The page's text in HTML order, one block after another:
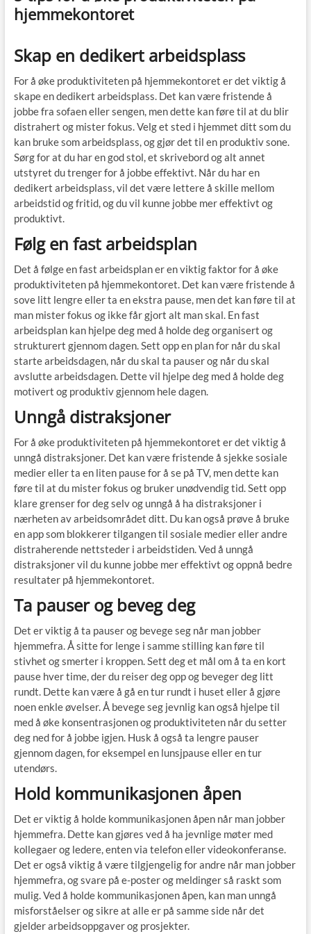
hjemmekontoret
Skap en dedikert arbeidsplass
For å øke produktiviteten på hjemmekontoret er det viktig å
skape en dedikert arbeidsplass. Det kan være fristende å
jobbe fra sofaen eller sengen, men dette kan føre til at du blir
distrahert og mister fokus. Velg et sted i hjemmet ditt som du
kan bruke som arbeidsplass, og gjør det til en produktiv sone.
Sørg for at du har en god stol, et skrivebord og alt annet
utstyret du trenger for å jobbe effektivt. Når du har en
dedikert arbeidsplass, vil det være lettere å skille mellom
arbeidstid og fritid, og du vil kunne jobbe mer effektivt og
produktivt.
Følg en fast arbeidsplan
Det å følge en fast arbeidsplan er en viktig faktor for å øke
produktiviteten på hjemmekontoret. Det kan være fristende å
sove litt lengre eller ta en ekstra pause, men det kan føre til at
man mister fokus og ikke får gjort alt man skal. En fast
arbeidsplan kan hjelpe deg med å holde deg organisert og
strukturert gjennom dagen. Sett opp en plan for når du skal
starte arbeidsdagen, når du skal ta pauser og når du skal
avslutte arbeidsdagen. Dette vil hjelpe deg med å holde deg
motivert og produktiv gjennom hele dagen.
Unngå distraksjoner
For å øke produktiviteten på hjemmekontoret er det viktig å
unngå distraksjoner. Det kan være fristende å sjekke sosiale
medier eller ta en liten pause for å se på TV, men dette kan
føre til at du mister fokus og bruker unødvendig tid. Sett opp
klare grenser for deg selv og unngå å ha distraksjoner i
nærheten av arbeidsområdet ditt. Du kan også prøve å bruke
en app som blokkerer tilgangen til sosiale medier eller andre
distraherende nettsteder i arbeidstiden. Ved å unngå
distraksjoner vil du kunne jobbe mer effektivt og oppnå bedre
resultater på hjemmekontoret.
Ta pauser og beveg deg
Det er viktig å ta pauser og bevege seg når man jobber
hjemmefra. Å sitte for lenge i samme stilling kan føre til
stivhet og smerter i kroppen. Sett deg et mål om å ta en kort
pause hver time, der du reiser deg opp og beveger deg litt
rundt. Dette kan være å gå en tur rundt i huset eller å gjøre
noen enkle øvelser. Å bevege seg jevnlig kan også hjelpe til
med å øke konsentrasjonen og produktiviteten når du setter
deg ned for å jobbe igjen. Husk å også ta lengre pauser
gjennom dagen, for eksempel en lunsjpause eller en tur
utendørs.
Hold kommunikasjonen åpen
Det er viktig å holde kommunikasjonen åpen når man jobber
hjemmefra. Dette kan gjøres ved å ha jevnlige møter med
kollegaer og ledere, enten via telefon eller videokonferanse.
Det er også viktig å være tilgjengelig for andre når man jobber
hjemmefra, og svare på e-poster og meldinger så raskt som
mulig. Ved å holde kommunikasjonen åpen, kan man unngå
misforståelser og sikre at alle er på samme side når det
gjelder arbeidsoppgaver og prosjekter.